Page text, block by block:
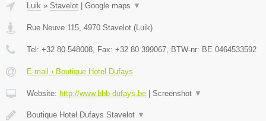
Luik » Stavelot | Google maps ▼
Rue Neuve 115 4970 Stavelot (Luik)
Tel: +32 80 548008 , Fax: +32 80 399067 , BTW-nr: BE 0464533592
E-mail › Boutique Hotel Dufays
Website: http://www.bbb-dufays.be | Screenshot ▼
Boutique Hotel Dufays Stavelot ▼